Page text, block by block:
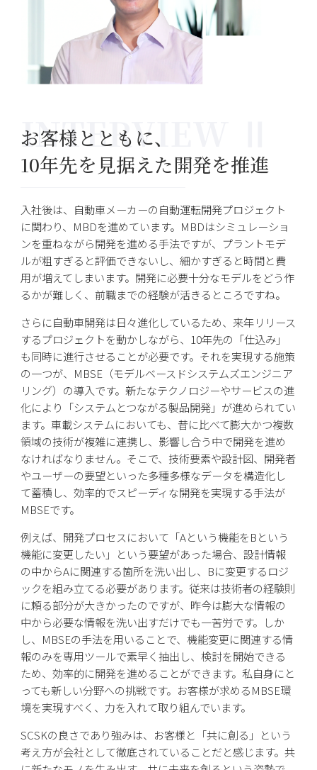
お客様とともに、
10年先を見据えた開発を推進
入社後は、自動車メーカーの自動運転開発プロジェクト
に関わり、MBDを進めています。MBDはシミュレーショ
ンを重ねながら開発を進める手法ですが、プラントモデ
ルが粗すぎると評価できないし、細かすぎると時間と費
用が増えてしまいます。開発に必要十分なモデルをどう作
るかが難しく、前職までの経験が活きるところですね。
さらに自動車開発は日々進化しているため、来年リリース
するプロジェクトを動かしながら、10年先の「仕込み」
も同時に進行させることが必要です。それを実現する施策
の一つが、MBSE（モデルベースドシステムズエンジニア
リング）の導入です。新たなテクノロジーやサービスの進
化により「システムとつながる製品開発」が進められてい
ます。車載システムにおいても、昔に比べて膨大かつ複数
領域の技術が複雑に連携し、影響し合う中で開発を進め
なければなりません。そこで、技術要素や設計図、開発者
やユーザーの要望といった多種多様なデータを構造化し
て蓄積し、効率的でスピーディな開発を実現する手法が
MBSEです。
例えば、開発プロセスにおいて「Aという機能をBという
機能に変更したい」という要望があった場合、設計情報
の中からAに関連する箇所を洗い出し、Bに変更するロジ
ックを組み立てる必要があります。従来は技術者の経験則
に頼る部分が大きかったのですが、昨今は膨大な情報の
中から必要な情報を洗い出すだけでも一苦労です。しか
し、MBSEの手法を用いることで、機能変更に関連する情
報のみを専用ツールで素早く抽出し、検討を開始できる
ため、効率的に開発を進めることができます。私自身にと
っても新しい分野への挑戦です。お客様が求めるMBSE環
境を実現すべく、力を入れて取り組んでいます。
SCSKの良さであり強みは、お客様と「共に創る」という
考え方が会社として徹底されていることだと感じます。共